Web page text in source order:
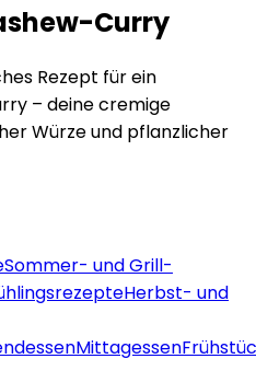
Curry
Rezept für ein
– deine cremige
Würze und pflanzlicher
Sommer- und Grill-
Herbst- und
Mittagessen